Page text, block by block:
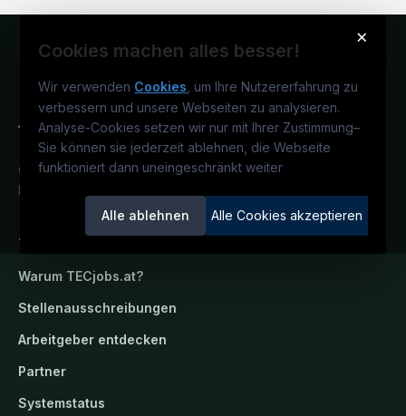
×
Cookies machen alles besser!
Wir verwenden Cookies , um Ihre Nutzererfahrung zu
verbessern und unsere Webseiten zu analysieren.
Analyse-Cookies setzen wir nur mit Ihrer Zustimmung–
Sie können sie jederzeit ablehnen, die Webseite
funktioniert dann uneingeschränkt weiter
Alle ablehnen Alle Cookies akzeptieren
Österreichs technisches Karriereportal.
Ein Service der candidatis GmbH.
TECjobs.at
Warum TECjobs.at?
Stellenausschreibungen
Arbeitgeber entdecken
Partner
Systemstatus